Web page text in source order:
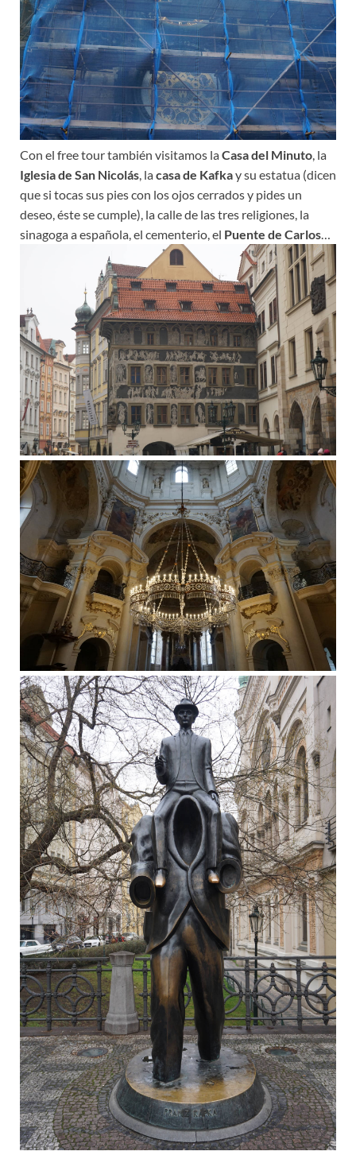
Con el free tour también visitamos laCasa del Minuto, la
Iglesia de San Nicolás, lacasa de Kafkay su estatua (dicen
que si tocas sus pies con los ojos cerrados y pides un
deseo, éste se cumple), la calle de las tres religiones, la
sinagoga a española, el cementerio, el Puente de Carlos…